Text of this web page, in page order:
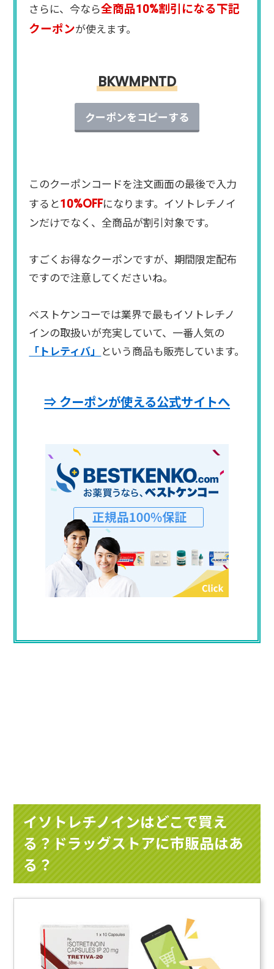
さらに、今なら全商品10%割引になる下記
クーポンが使えます。
BKWMPNTD
クーポンをコピーする
このクーポンコードを注文画面の最後で入力
すると10%OFFになります。イソトレチノイ
ンだけでなく、全商品が割引対象です。
すごくお得なクーポンですが、期間限定配布
ですので注意してくださいね。
ベストケンコーでは業界で最もイソトレチノ
インの取扱いが充実していて、一番人気の
「トレティバ」 という商品も販売しています。
⇒ クーポンが使える公式サイトへ
イソトレチノインはどこで買え
る？ドラッグストアに市販品はあ
る？